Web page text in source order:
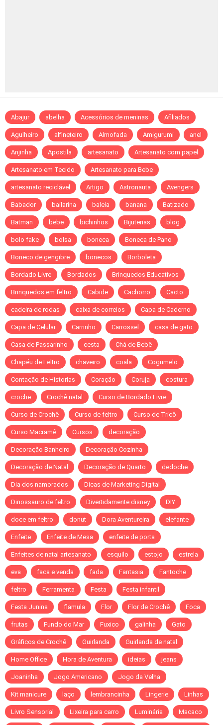
Abajur abelha Acessórios de meninas Afiliados
Agulheiro alfineteiro Almofada Amigurumi anel
Anjinha Apostila artesanato Artesanato com papel
Artesanato em Tecido Artesanato para Bebe
artesanato reciclável Artigo Astronauta Avengers
Babador bailarina baleia banana Batizado
Batman bebe bichinhos Bijuterias blog
bolo fake bolsa boneca Boneca de Pano
Boneco de gengibre bonecos Borboleta
Bordado Livre Bordados Brinquedos Educativos
Brinquedos em feltro Cabide Cachorro Cacto
cadeira de rodas caixa de correios Capa de Caderno
Capa de Celular Carrinho Carrossel casa de gato
Casa de Passarinho cesta Chá de Bebê
Chapéu de Feltro chaveiro coala Cogumelo
Contação de Historias Coração Coruja costura
croche Crochê natal Curso de Bordado Livre
Curso de Crochê Curso de feltro Curso de Tricô
Curso Macramê Cursos decoração
Decoração Banheiro Decoração Cozinha
Decoração de Natal Decoração de Quarto dedoche
Dia dos namorados Dicas de Marketing Digital
Dinossauro de feltro Divertidamente disney DIY
doce em feltro donut Dora Aventureira elefante
Enfeite Enfeite de Mesa enfeite de porta
Enfeites de natal artesanato esquilo estojo estrela
eva faca e venda fada Fantasia Fantoche
feltro Ferramenta Festa Festa infantil
Festa Junina flamula Flor Flor de Crochê Foca
frutas Fundo do Mar Fuxico galinha Gato
Gráficos de Crochê Guirlanda Guirlanda de natal
Home Office Hora de Aventura ideias jeans
Joaninha Jogo Americano Jogo da Velha
Kit manicure laço lembrancinha Lingerie Linhas
Livro Sensorial Lixeira para carro Luminária Macaco